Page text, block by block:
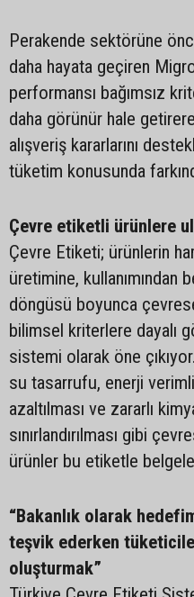
Perakende sektörüne
daha hayata geçiren
performansı bağımsız
daha görünür hale
alışveriş kararlarını
tüketim konusunda
Çevre etiketli ürünlere
Çevre Etiketi; ürünlerin
üretimine, kullanımından
döngüsü boyunca
bilimsel kriterlere dayalı
sistemi olarak öne
su tasarrufu, enerji
azaltılması ve zararlı
sınırlandırılması gibi
ürünler bu etiketle
“Bakanlık olarak
teşvik ederken
oluşturmak”